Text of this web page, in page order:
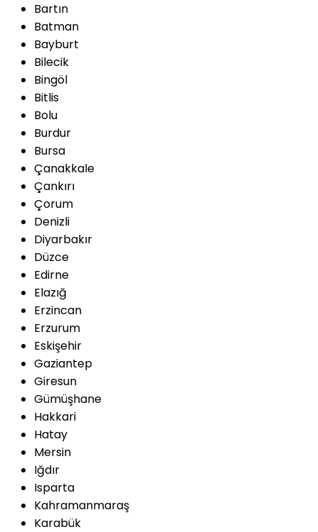
Bartın
Batman
Bayburt
Bilecik
Bingöl
Bitlis
Bolu
Burdur
Bursa
Çanakkale
Çankırı
Çorum
Denizli
Diyarbakır
Düzce
Edirne
Elazığ
Erzincan
Erzurum
Eskişehir
Gaziantep
Giresun
Gümüşhane
Hakkari
Hatay
Mersin
Iğdır
Isparta
Kahramanmaraş
Karabük